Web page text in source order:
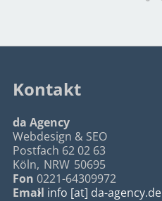
Kontakt
da Agency
Webdesign & SEO
Postfach 62 02 63
Köln, NRW 50695
Fon 0221-64309972
Email info [at] da-agency.de